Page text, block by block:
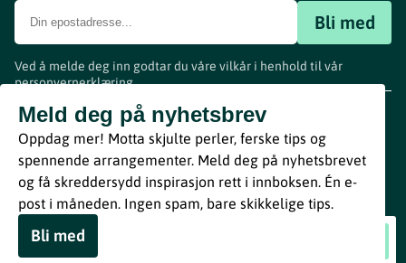
SF Ekstra Mai 2026
Bli med
Ved å melde deg inn godtar du våre vilkår i henhold til vår
personvernerklæring.
Meld deg på nyhetsbrev
Oppdag mer! Motta skjulte perler, ferske tips og
spennende arrangementer. Meld deg på nyhetsbrevet
og få skreddersydd inspirasjon rett i innboksen. Én e-
post i måneden. Ingen spam, bare skikkelige tips.
Bli med
www.visitvestfold.com
Turistinformasjon
Vestfold Fylkeskommune
ByBreakfast